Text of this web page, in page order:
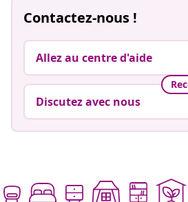
Contactez-nous !
Allez au centre d'aide
Discutez avec nous